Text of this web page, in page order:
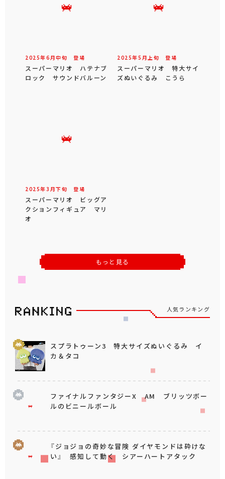
2025年6 月中旬 登場
スーパーマリオ ハテナブ
ロック サウンドバルーン
2025年5 月 上旬 登場
スーパーマリオ 特大サイ
ズぬいぐるみ こうら
2025年3 月下旬 登場
スーパーマリオ ビッグア
クションフィギュア マリ
オ
もっと見る
人気ランキング
スプラトゥーン3 特大サイズぬいぐるみ イ
カ＆タコ
ファイナルファンタジーX AM ブリッツボー
ルのビニールボール
『ジョジョの奇妙な冒険 ダイヤモンドは砕けな
い』 感知して動く シアーハートアタック